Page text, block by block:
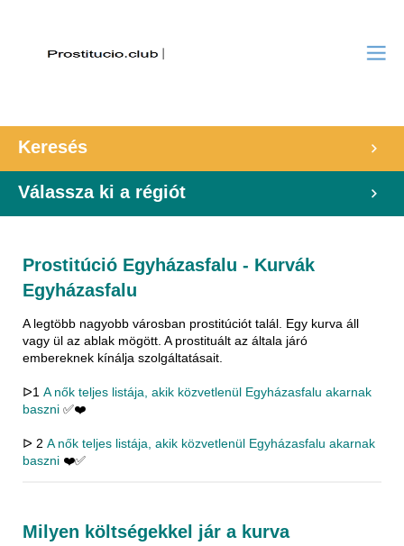
Keresés
Válassza ki a régiót
Prostitúció Egyházasfalu - Kurvák
Egyházasfalu
A legtöbb nagyobb városban prostitúciót talál. Egy kurva áll
vagy ül az ablak mögött. A prostituált az általa járó
embereknek kínálja szolgáltatásait.
ᐅ1 A nők teljes listája, akik közvetlenül Egyházasfalu akarnak
baszni ✅❤️
ᐅ 2 A nők teljes listája, akik közvetlenül Egyházasfalu akarnak
baszni ❤️✅
Milyen költségekkel jár a kurva